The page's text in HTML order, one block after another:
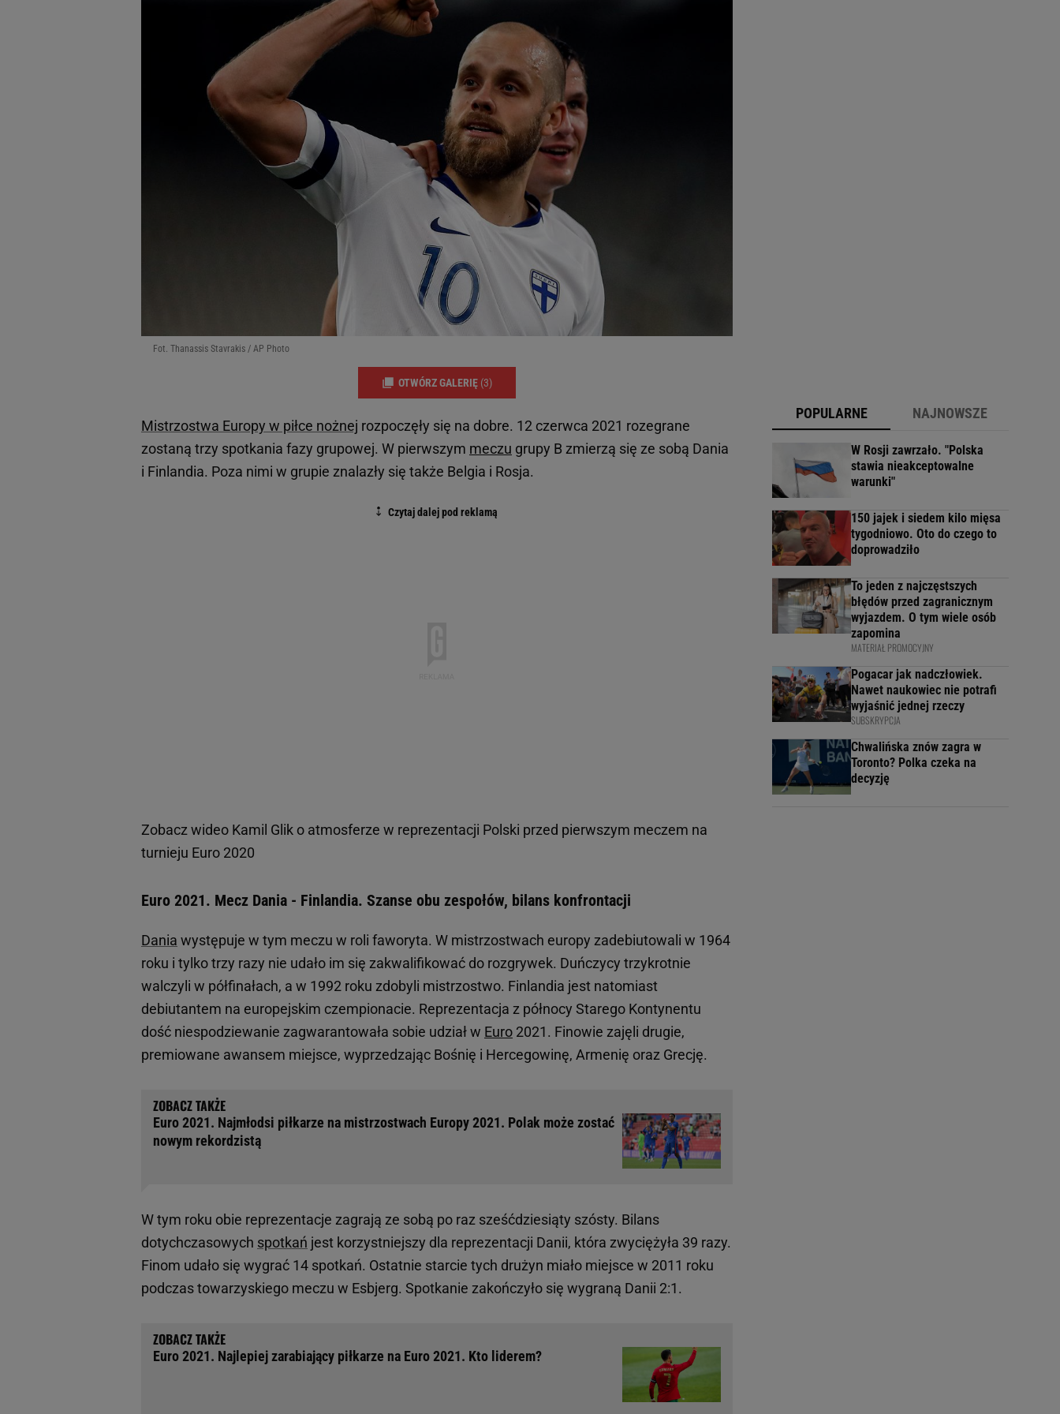
Fot. Thanassis Stavrakis / AP Photo
OTWÓRZ GALERIĘ (3)
Mistrzostwa Europy w piłce nożnej rozpoczęły się na dobre. 12 czerwca 2021 rozegrane
zostaną trzy spotkania fazy grupowej. W pierwszym meczu grupy B zmierzą się ze sobą Dania
i Finlandia. Poza nimi w grupie znalazły się także Belgia i Rosja.
Zobacz wideo Kamil Glik o atmosferze w reprezentacji Polski przed pierwszym meczem na
turnieju Euro 2020
Euro 2021. Mecz Dania - Finlandia. Szanse obu zespołów, bilans konfrontacji
Dania występuje w tym meczu w roli faworyta. W mistrzostwach europy zadebiutowali w 1964
roku i tylko trzy razy nie udało im się zakwalifikować do rozgrywek. Duńczycy trzykrotnie
walczyli w półfinałach, a w 1992 roku zdobyli mistrzostwo. Finlandia jest natomiast
debiutantem na europejskim czempionacie. Reprezentacja z północy Starego Kontynentu
dość niespodziewanie zagwarantowała sobie udział w Euro 2021. Finowie zajęli drugie,
premiowane awansem miejsce, wyprzedzając Bośnię i Hercegowinę, Armenię oraz Grecję.
Euro 2021. Najmłodsi piłkarze na mistrzostwach Europy 2021. Polak może zostać
nowym rekordzistą
W tym roku obie reprezentacje zagrają ze sobą po raz sześćdziesiąty szósty. Bilans
dotychczasowych spotkań jest korzystniejszy dla reprezentacji Danii, która zwyciężyła 39 razy.
Finom udało się wygrać 14 spotkań. Ostatnie starcie tych drużyn miało miejsce w 2011 roku
podczas towarzyskiego meczu w Esbjerg. Spotkanie zakończyło się wygraną Danii 2:1.
Euro 2021. Najlepiej zarabiający piłkarze na Euro 2021. Kto liderem?
POPULARNE NAJNOWSZE
W Rosji zawrzało. "Polska
stawia nieakceptowalne
warunki"
150 jajek i siedem kilo mięsa
tygodniowo. Oto do czego to
doprowadziło
To jeden z najczęstszych
błędów przed zagranicznym
wyjazdem. O tym wiele osób
zapomina
MATERIAŁ PROMOCYJNY
Pogacar jak nadczłowiek.
Nawet naukowiec nie potrafi
wyjaśnić jednej rzeczy
SUBSKRYPCJA
Chwalińska znów zagra w
Toronto? Polka czeka na
decyzję